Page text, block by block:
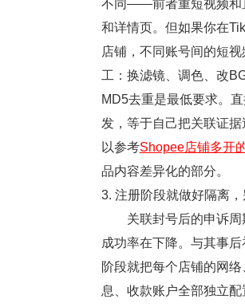
不同——前者重短视频和
和详情页。但如果你在
店铺，不同账号间的短
工：换滤镜、调色、改
MD5去重是最低要求。
发，等于自己把关联证
以参考Shopee店铺多开
品内容差异化的部分。
3. 注册阶段就做好隔离
关联封号后的申诉周
成功率在下降。与其事
阶段就把每个店铺的网
息、收款账户全部独立